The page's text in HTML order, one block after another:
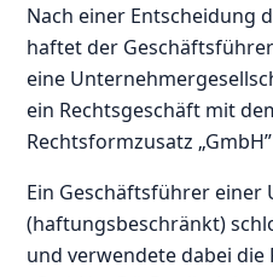
Nach einer Entscheidung
haftet der
eine
ein Rechtsgeschäft mit
Rechtsformzusatz
Ein Geschäftsführer
(haftungsbeschränkt)
und verwendete dabei die